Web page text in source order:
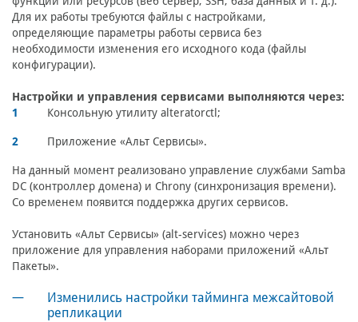
Для их работы требуются файлы с настройками,
определяющие параметры работы сервиса без
необходимости изменения его исходного кода (файлы
конфигурации).
Настройки и управления сервисами выполняются через:
Консольную утилиту alteratorctl;
Приложение «Альт Сервисы».
На данный момент реализовано управление службами Samba
DC (контроллер домена) и Chrony (синхронизация времени).
Со временем появится поддержка других сервисов.
Установить «Альт Сервисы» (alt-services) можно через
приложение для управления наборами приложений «Альт
Пакеты».
Изменились настройки тайминга межсайтовой
репликации